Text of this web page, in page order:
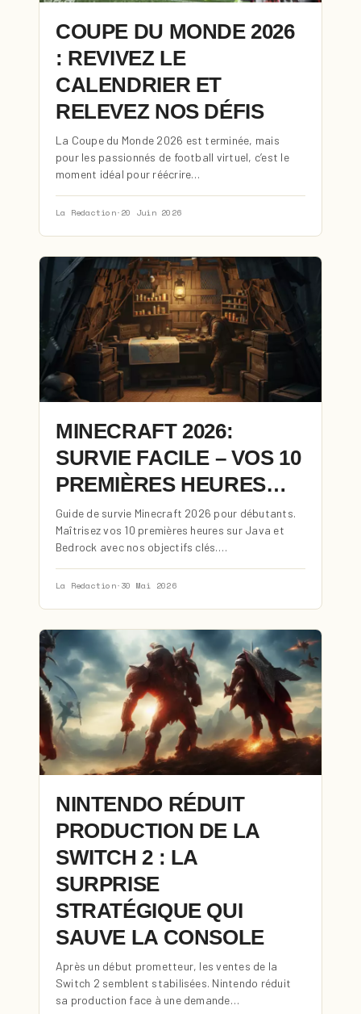
COUPE DU MONDE 2026
: REVIVEZ LE
CALENDRIER ET
RELEVEZ NOS DÉFIS
La Coupe du Monde 2026 est terminée, mais
pour les passionnés de football virtuel, c’est le
moment idéal pour réécrire…
La Redaction· 20 Juin 2026
MINECRAFT 2026:
SURVIE FACILE – VOS 10
PREMIÈRES HEURES…
Guide de survie Minecraft 2026 pour débutants.
Maîtrisez vos 10 premières heures sur Java et
Bedrock avec nos objectifs clés.…
La Redaction· 30 Mai 2026
NINTENDO RÉDUIT
PRODUCTION DE LA
SWITCH 2 : LA
SURPRISE
STRATÉGIQUE QUI
SAUVE LA CONSOLE
Après un début prometteur, les ventes de la
Switch 2 semblent stabilisées. Nintendo réduit
sa production face à une demande…